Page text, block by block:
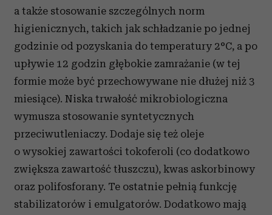
a także stosowanie szczególnych norm
higienicznych, takich jak schładzanie po jednej
godzinie od pozyskania do temperatury 2°C, a po
upływie 12 godzin głębokie zamrażanie (w tej
formie może być przechowywane nie dłużej niż 3
miesiące). Niska trwałość mikrobiologiczna
wymusza stosowanie syntetycznych
przeciwutleniaczy. Dodaje się też oleje
o wysokiej zawartości tokoferoli (co dodatkowo
zwiększa zawartość tłuszczu), kwas askorbinowy
oraz polifosforany. Te ostatnie pełnią funkcję
stabilizatorów i emulgatorów. Dodatkowo mają